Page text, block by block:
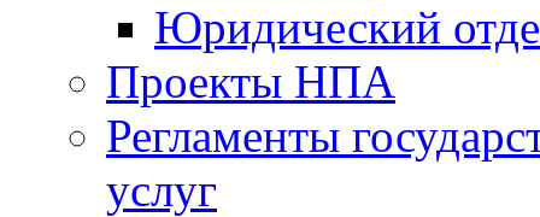
Юридический
Проекты НПА
Регламенты
услуг